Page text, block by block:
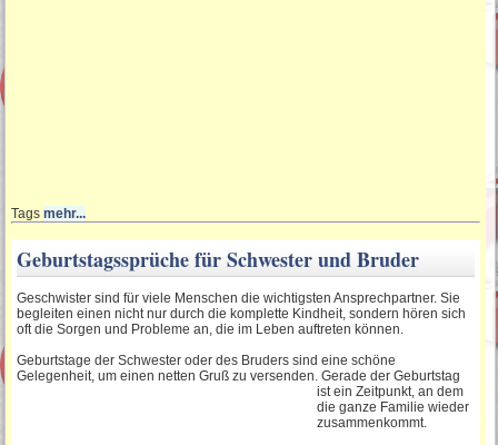
Lustige Geburtstagsgedichte
SMS Geburtstagssprüche
Tagsmehr...
Geburtstagssprüche für Schwester und Bruder
Geschwister sind für viele Menschen die wichtigsten Ansprechpartner. Sie
begleiten einen nicht nur durch die komplette Kindheit, sondern hören sich
oft die Sorgen und Probleme an, die im Leben auftreten können.
Geburtstage der Schwester oder des Bruders sind eine schöne
Gelegenheit, um einen netten Gruß zu versenden. Gerade der Geburtstag
ist ein Zeitpunkt, an dem
die ganze Familie wieder
zusammenkommt.